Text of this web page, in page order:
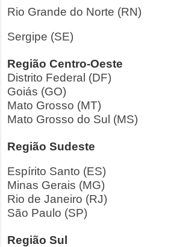
Rio Grande do Norte (RN)
Sergipe (SE)
Região Centro-Oeste
Distrito Federal (DF)
Goiás (GO)
Mato Grosso (MT)
Mato Grosso do Sul (MS)
Região Sudeste
Espírito Santo (ES)
Minas Gerais (MG)
Rio de Janeiro (RJ)
São Paulo (SP)
Região Sul